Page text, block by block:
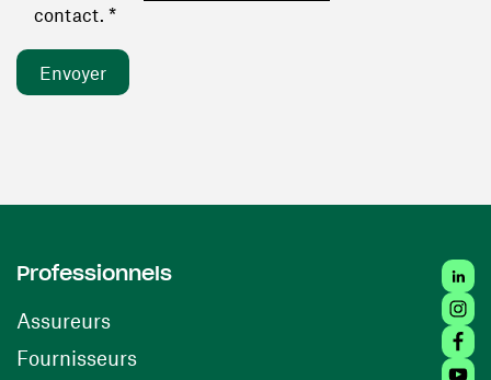
contact. *
Professionnels
Assureurs
Fournisseurs(ouvre une nouvelle fenêtre)